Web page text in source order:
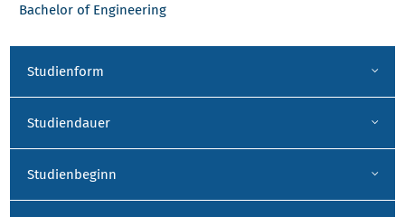
Bachelor of Engineering
Studienform
Studiendauer
Studienbeginn